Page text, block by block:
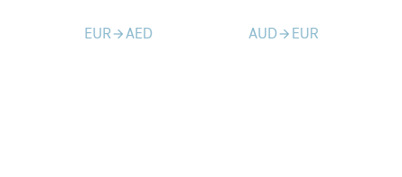
EURarrow_forwardAED AUDarrow_forward EUR